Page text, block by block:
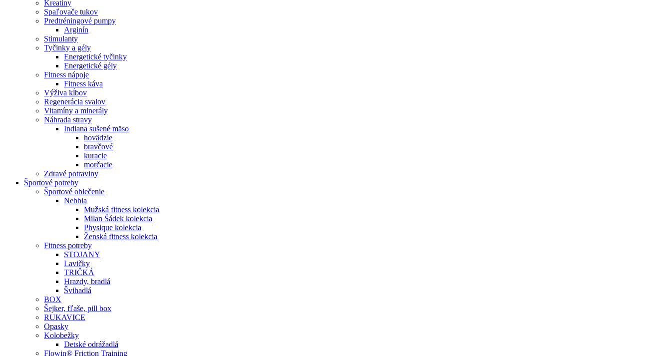
Kreatíny
Spaľovače tukov
Predtréningové pumpy
Arginín
Stimulanty
Tyčinky a gély
Energetické tyčinky
Energetické gély
Fitness nápoje
Fitness káva
Výživa kĺbov
Regenerácia svalov
Vitamíny a minerály
Náhrada stravy
Indiana sušené mäso
hovädzie
bravčové
kuracie
morčacie
Zdravé potraviny
Športové potreby
Športové oblečenie
Nebbia
Mužská fitness kolekcia
Milan Šádek kolekcia
Physique kolekcia
Ženská fitness kolekcia
Fitness potreby
STOJANY
Lavičky
TRIČKÁ
Hrazdy, bradlá
Švihadlá
BOX
Šejker, fľaše, pill box
RUKAVICE
Opasky
Kolobežky
Detské odrážadlá
Flowin® Friction Training